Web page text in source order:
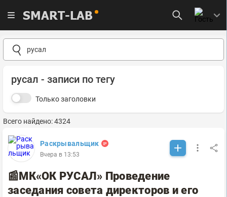
SMART-LAB
русал - записи по тегу
Только заголовки
Всего найдено: 4324
Раскрывальщик
Вчера в 13:53
📰МК«ОК РУСАЛ» Проведение
заседания совета директоров и его